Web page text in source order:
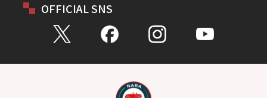
OFFICIAL SNS